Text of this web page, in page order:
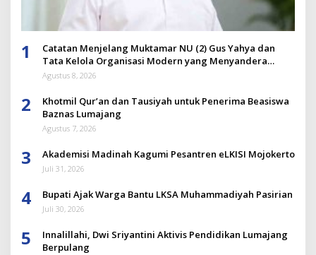
1
Catatan Menjelang Muktamar NU (2) Gus Yahya dan
Tata Kelola Organisasi Modern yang Menyandera
Dirinya
Agustus 8, 2026
2
Khotmil Qur’an dan Tausiyah untuk Penerima Beasiswa
Baznas Lumajang
Agustus 7, 2026
3 Akademisi Madinah Kagumi Pesantren eLKISI Mojokerto
Juli 31, 2026
4 Bupati Ajak Warga Bantu LKSA Muhammadiyah Pasirian
Juli 30, 2026
5
Innalillahi, Dwi Sriyantini Aktivis Pendidikan Lumajang
Berpulang